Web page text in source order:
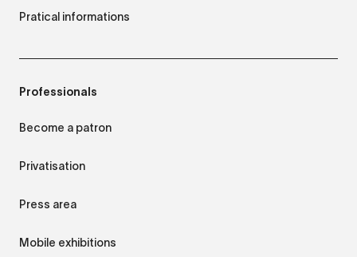
Pratical informations
Professionals
Become a patron
Privatisation
Press area
Mobile exhibitions